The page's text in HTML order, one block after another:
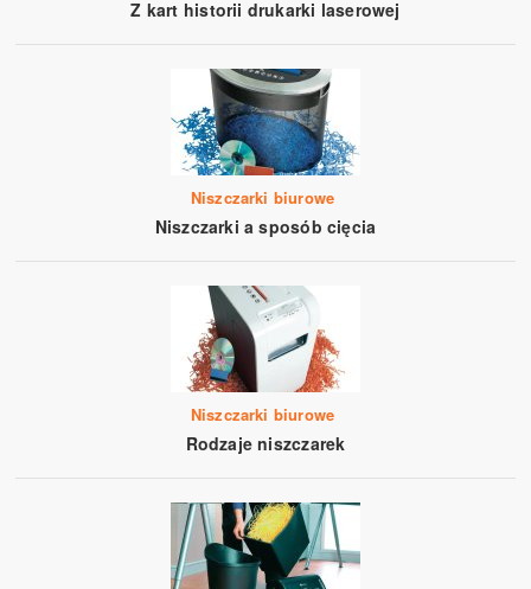
Z kart historii drukarki laserowej
Niszczarki biurowe
Niszczarki a sposób cięcia
Niszczarki biurowe
Rodzaje niszczarek